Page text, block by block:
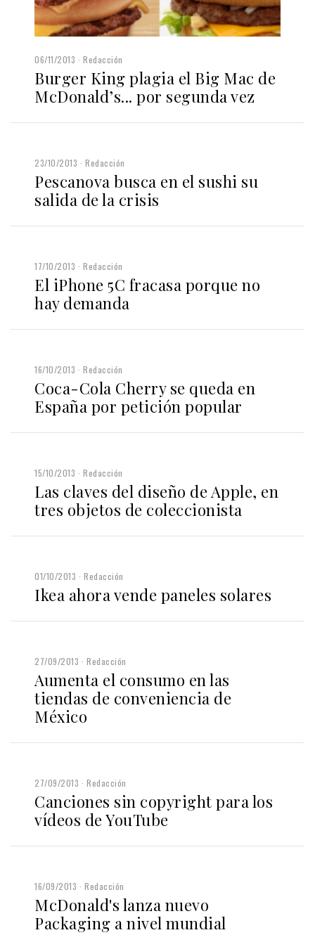
06/11/2013 Redacción
Burger King plagia el Big Mac de
McDonald’s... por segunda vez
23/10/2013 Redacción
Pescanova busca en el sushi su
salida de la crisis
17/10/2013 Redacción
El iPhone 5C fracasa porque no
hay demanda
16/10/2013 Redacción
Coca-Cola Cherry se queda en
España por petición popular
15/10/2013 Redacción
Las claves del diseño de Apple, en
tres objetos de coleccionista
01/10/2013 Redacción
Ikea ahora vende paneles solares
27/09/2013 Redacción
Aumenta el consumo en las
tiendas de conveniencia de
México
27/09/2013 Redacción
Canciones sin copyright para los
vídeos de YouTube
16/09/2013 Redacción
McDonald's lanza nuevo
Packaging a nivel mundial